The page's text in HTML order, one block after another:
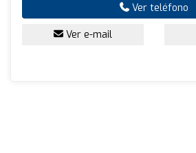
Ver teléfono
Ver e-mail